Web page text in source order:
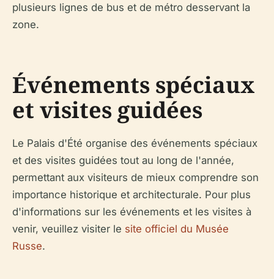
plusieurs lignes de bus et de métro desservant la
zone.
Événements spéciaux
et visites guidées
Le Palais d'Été organise des événements spéciaux
et des visites guidées tout au long de l'année,
permettant aux visiteurs de mieux comprendre son
importance historique et architecturale. Pour plus
d'informations sur les événements et les visites à
venir, veuillez visiter le site officiel du Musée
Russe.